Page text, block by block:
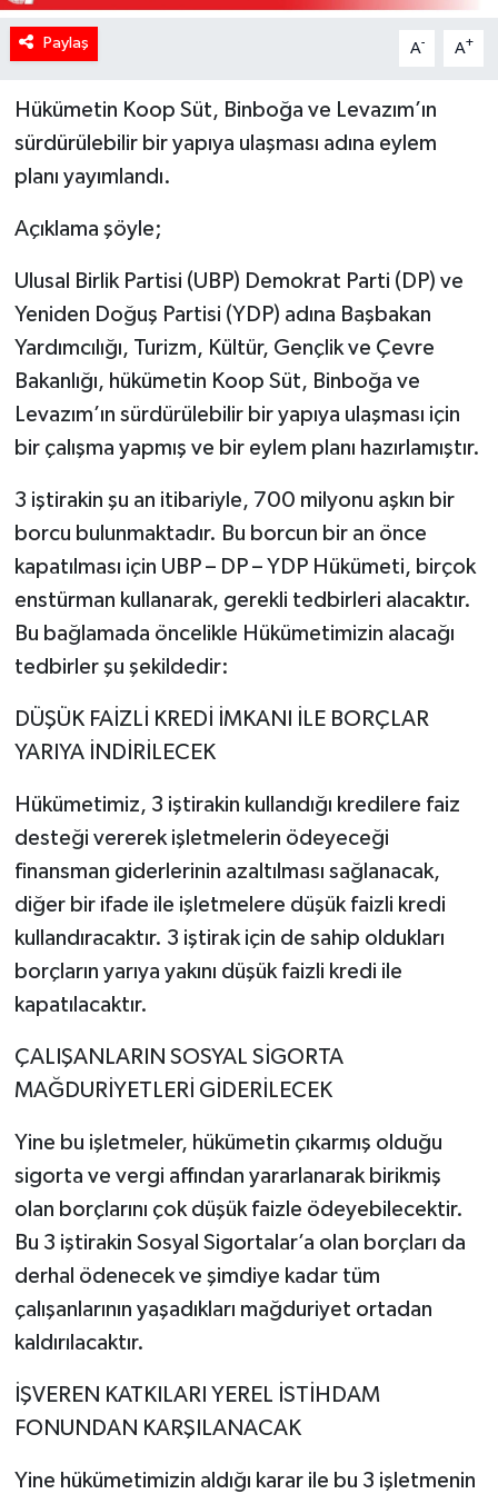
Paylaş A- A+
Hükümetin Koop Süt, Binboğa ve Levazım’ın
sürdürülebilir bir yapıya ulaşması adına eylem
planı yayımlandı.
Açıklama şöyle;
Ulusal Birlik Partisi (UBP) Demokrat Parti (DP) ve
Yeniden Doğuş Partisi (YDP) adına Başbakan
Yardımcılığı, Turizm, Kültür, Gençlik ve Çevre
Bakanlığı, hükümetin Koop Süt, Binboğa ve
Levazım’ın sürdürülebilir bir yapıya ulaşması için
bir çalışma yapmış ve bir eylem planı hazırlamıştır.
3 iştirakin şu an itibariyle, 700 milyonu aşkın bir
borcu bulunmaktadır. Bu borcun bir an önce
kapatılması için UBP – DP – YDP Hükümeti, birçok
enstürman kullanarak, gerekli tedbirleri alacaktır.
Bu bağlamada öncelikle Hükümetimizin alacağı
tedbirler şu şekildedir:
DÜŞÜK FAİZLİ KREDİ İMKANI İLE BORÇLAR
YARIYA İNDİRİLECEK
Hükümetimiz, 3 iştirakin kullandığı kredilere faiz
desteği vererek işletmelerin ödeyeceği
finansman giderlerinin azaltılması sağlanacak,
diğer bir ifade ile işletmelere düşük faizli kredi
kullandıracaktır. 3 iştirak için de sahip oldukları
borçların yarıya yakını düşük faizli kredi ile
kapatılacaktır.
ÇALIŞANLARIN SOSYAL SİGORTA
MAĞDURİYETLERİ GİDERİLECEK
Yine bu işletmeler, hükümetin çıkarmış olduğu
sigorta ve vergi affından yararlanarak birikmiş
olan borçlarını çok düşük faizle ödeyebilecektir.
Bu 3 iştirakin Sosyal Sigortalar’a olan borçları da
derhal ödenecek ve şimdiye kadar tüm
çalışanlarının yaşadıkları mağduriyet ortadan
kaldırılacaktır.
İŞVEREN KATKILARI YEREL İSTİHDAM
FONUNDAN KARŞILANACAK
Yine hükümetimizin aldığı karar ile bu 3 işletmenin